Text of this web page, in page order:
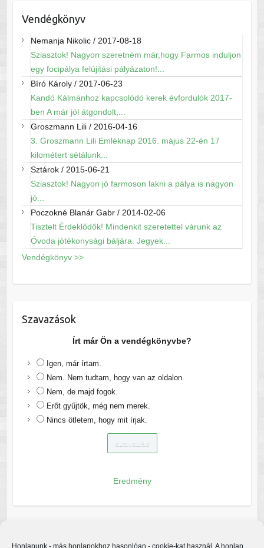
Honlapunk - más honlapokhoz hasonlóan - cookie-kat használ. A honlap
Vendégkönyv
Nemanja Nikolic/ 2017-08-18
Sziasztok! Nagyon szeretném már,hogy Farmos induljon
egy focipálya felújitási pályázaton!...
Bíró Károly/ 2017-06-23
Kandó Kálmánhoz kapcsolódó kerek évfordulók 2017-
ben A már jól átgondolt,...
Groszmann Lili/ 2016-04-16
3. Groszmann Lili Emléknap 2016. május 22-én 17
kilométert sétálunk...
Sztárok/ 2015-06-21
Sziasztok! Nagyon jó farmoson lakni a pálya is nagyon
jó...
Poczokné Blanár Gabr/ 2014-02-06
Tisztelt Érdeklődők! Mindenkit szeretettel várunk az
Óvoda jótékonysági báljára. Jegyek...
Vendégkönyv >>
Szavazások
Írt már Ön a vendégkönyvbe?
Igen, már írtam.
Nem. Nem tudtam, hogy van az oldalon.
Nem, de majd fogok.
Erőt gyűjtök, még nem merek.
Nincs ötletem, hogy mit írjak.
Eredmény